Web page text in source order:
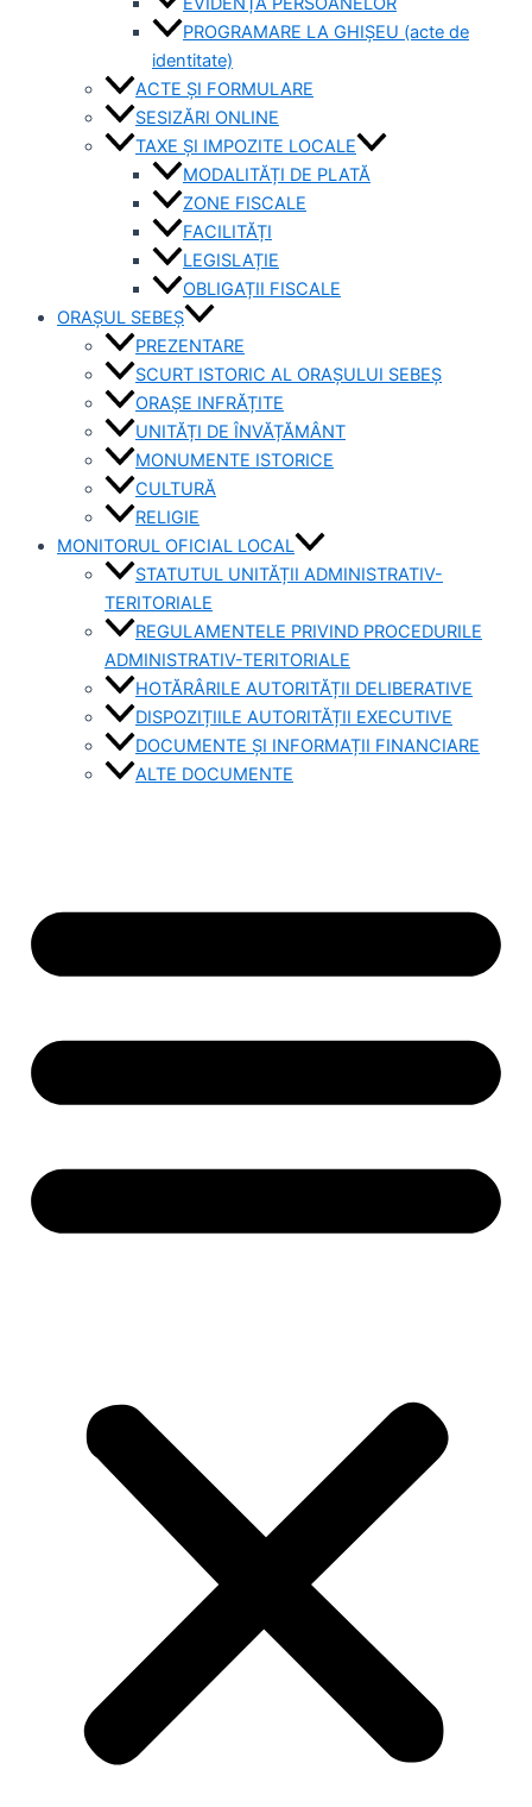
PROGRAMARE LA GHIȘEU (acte de
identitate)
ACTE ȘI FORMULARE
SESIZĂRI ONLINE
TAXE ȘI IMPOZITE LOCALE
MODALITĂȚI DE PLATĂ
ZONE FISCALE
FACILITĂȚI
LEGISLAȚIE
OBLIGAȚII FISCALE
ORAȘUL SEBEȘ
PREZENTARE
SCURT ISTORIC AL ORAȘULUI SEBEȘ
ORAȘE INFRĂȚITE
UNITĂȚI DE ÎNVĂȚĂMÂNT
MONUMENTE ISTORICE
CULTURĂ
RELIGIE
MONITORUL OFICIAL LOCAL
STATUTUL UNITĂȚII ADMINISTRATIV-
TERITORIALE
REGULAMENTELE PRIVIND PROCEDURILE
ADMINISTRATIV-TERITORIALE
HOTĂRÂRILE AUTORITĂȚII DELIBERATIVE
DISPOZIȚIILE AUTORITĂȚII EXECUTIVE
DOCUMENTE ȘI INFORMAȚII FINANCIARE
ALTE DOCUMENTE